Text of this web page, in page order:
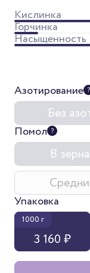
Кислинка
Горчинка
Насыщенность
Азотирование
Без
Помол
В
Упаковка
1000 г
3 160 ₽